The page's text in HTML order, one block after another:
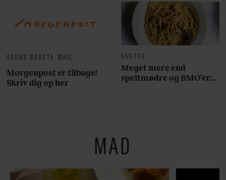
UGENS BEDSTE MAIL
Morgenpost er tilbage!
Skriv dig op her
GASTRO
Meget mere end
speltmødre og BMO’er:
MAD